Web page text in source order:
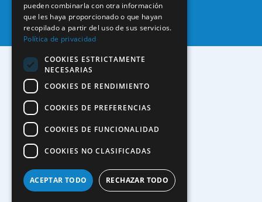
pueden combinarla con otra información
que les haya proporcionado o que hayan
recopilado a partir del uso de sus servicios.
Política de privacidad
COOKIES ESTRICTAMENTE
NECESARIAS
COOKIES DE RENDIMIENTO
COOKIES DE PREFERENCIAS
COOKIES DE FUNCIONALIDAD
COOKIES NO CLASIFICADAS
ACEPTAR TODO RECHAZAR TODO